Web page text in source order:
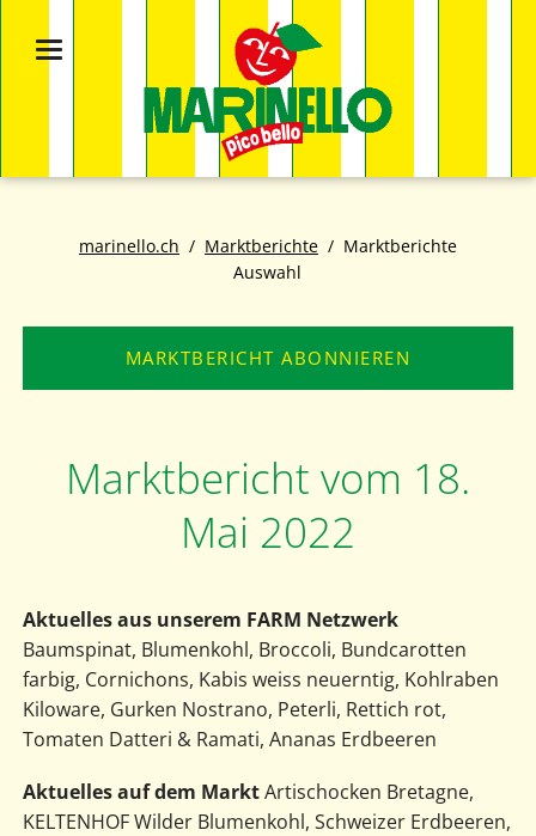
marinello.ch Marktberichte
Marktberichte
Auswahl
MARKTBERICHT ABONNIEREN
Marktbericht vom 18.
Mai 2022
Aktuelles aus unserem FARM Netzwerk
Baumspinat, Blumenkohl, Broccoli, Bundcarotten
farbig, Cornichons, Kabis weiss neuerntig, Kohlraben
Kiloware, Gurken Nostrano, Peterli, Rettich rot,
Tomaten Datteri & Ramati, Ananas Erdbeeren
Aktuelles auf dem MarktArtischocken Bretagne,
KELTENHOF Wilder Blumenkohl, Schweizer Erdbeeren,